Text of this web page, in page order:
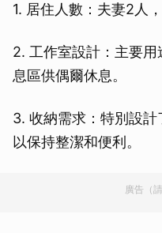
1. 居住人數：夫妻2人
2. 工作室設計：主要
息區供偶爾休息。
3. 收納需求：特別設計
以保持整潔和便利。
廣告（